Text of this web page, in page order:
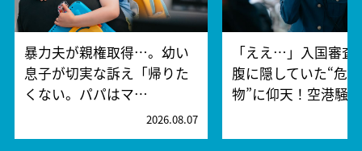
暴力夫が親権取得…。幼い
息子が切実な訴え「帰りた
くない。パパはマ…
2026.08.07
「ええ…」入国審査
腹に隠していた“危
物”に仰天！空港騒